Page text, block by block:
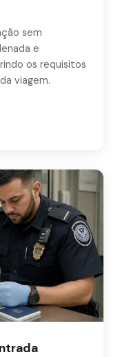
sem
e
os requisitos
viagem.